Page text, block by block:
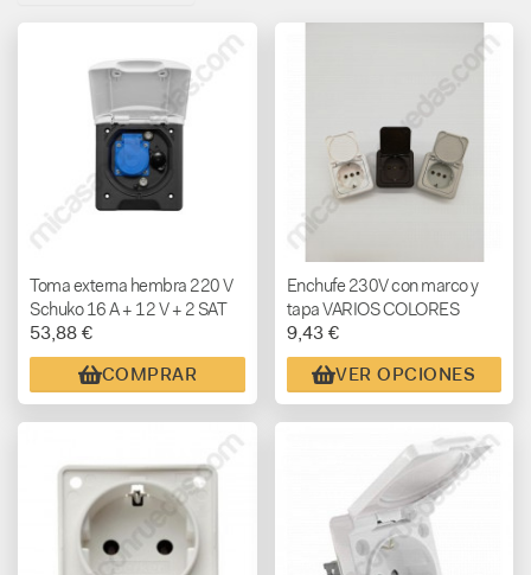
Toma externa hembra 220 V
Schuko 16 A + 12 V + 2 SAT
con tapa
53,88 €
COMPRAR
Enchufe 230V con marco y
tapa VARIOS COLORES
9,43 €
VER OPCIONES